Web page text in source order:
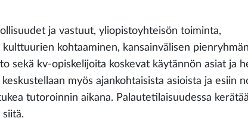
ja vastuut, yliopistoyhteisön toiminta,
kohtaaminen, kansainvälisen
sekä kv-opiskelijoita koskevat käytännön asiat ja
myös ajankohtaisista asioista ja esiin
tutoroinnin aikana. Palautetilaisuudessa